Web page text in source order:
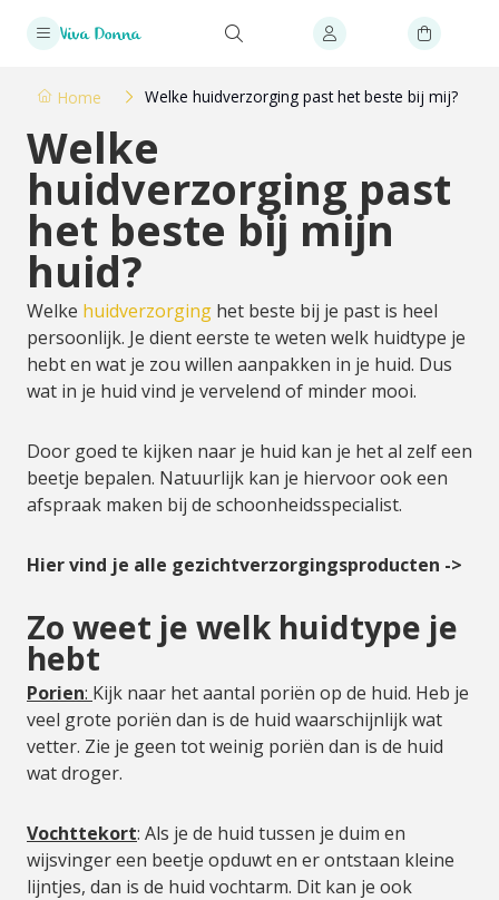
Home Welke huidverzorging past het beste bij mij?
Welke
huidverzorging past
het beste bij mijn
huid?
Welke huidverzorging het beste bij je past is heel
persoonlijk. Je dient eerste te weten welk huidtype je
hebt en wat je zou willen aanpakken in je huid. Dus
wat in je huid vind je vervelend of minder mooi.
Door goed te kijken naar je huid kan je het al zelf een
beetje bepalen. Natuurlijk kan je hiervoor ook een
afspraak maken bij de schoonheidsspecialist.
Hier vind je alle gezichtverzorgingsproducten ->
Zo weet je welk huidtype je
hebt
Porien: Kijk naar het aantal poriën op de huid. Heb je
veel grote poriën dan is de huid waarschijnlijk wat
vetter. Zie je geen tot weinig poriën dan is de huid
wat droger.
Vochttekort: Als je de huid tussen je duim en
wijsvinger een beetje opduwt en er ontstaan kleine
lijntjes, dan is de huid vochtarm. Dit kan je ook